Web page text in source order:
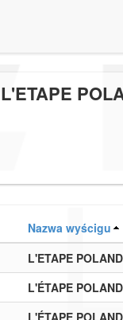
L'ETAPE
Nazwa wyścigu
L'ETAPE
L'ÉTAPE
L'ÉTAPE